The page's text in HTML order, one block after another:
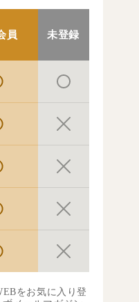
員 未登録
をお気に入り登